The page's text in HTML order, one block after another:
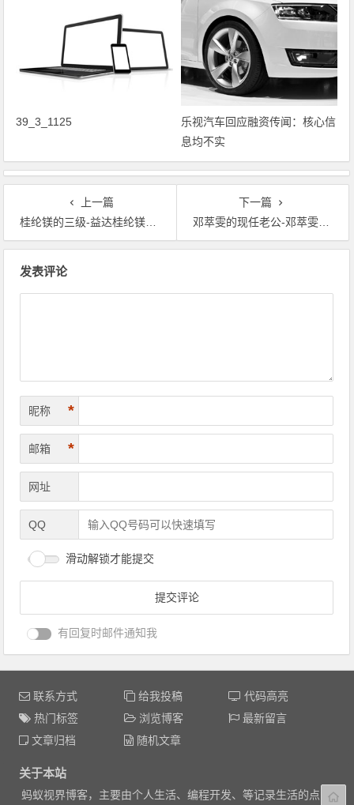
39_3_1125
乐视汽车回应融资传闻：核心信
息均不实
上一篇
桂纶镁的三级-益达桂纶镁结局-益达 桂纶镁 结局
下一篇
邓萃雯的现任老公-邓萃雯内地后援会
发表评论
昵称 *
邮箱 *
网址
QQ
滑动解锁才能提交
有回复时邮件通知我
联系方式 给我投稿
代码高亮
热门标签
浏览博客
最新留言
文章归档
随机文章
关于本站
蚂蚁视界博客，主要由个人生活、编程开发、等记录生活的点